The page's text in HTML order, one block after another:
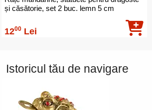
și căsătorie, set 2 buc. lemn 5 cm
1200 Lei
Istoricul tău de navigare